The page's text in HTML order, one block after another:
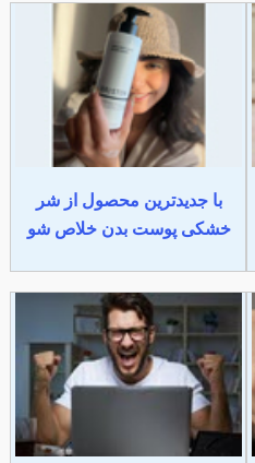
با جدیدترین محصول از شر
خشکی پوست بدن خلاص شو